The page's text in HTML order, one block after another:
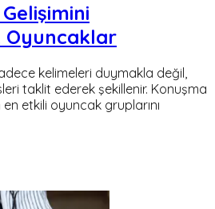
Oyuncaklar
kelimeleri duymakla değil,
taklit ederek şekillenir. Konuşma
etkili oyuncak gruplarını